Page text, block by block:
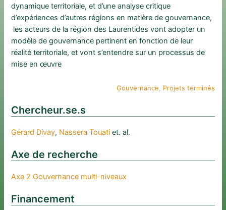
dynamique territoriale, et d’une analyse critique
d’expériences d’autres régions en matière de gouvernance,
les acteurs de la région des Laurentides vont adopter un
modèle de gouvernance pertinent en fonction de leur
réalité territoriale, et vont s’entendre sur un processus de
mise en œuvre
Gouvernance Projets terminés
Chercheur.se.s
Gérard Divay, Nassera Touati et. al.
Axe de recherche
Axe 2 Gouvernance multi-niveaux
Financement